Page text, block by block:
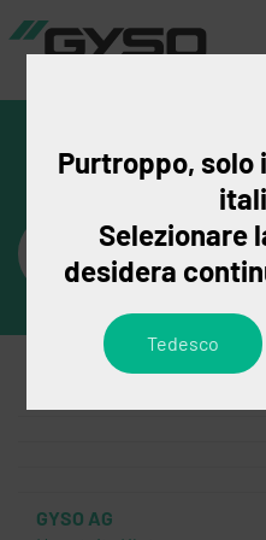
GYSO AG
Purtroppo, solo
Selezionare
desidera
Tedesco